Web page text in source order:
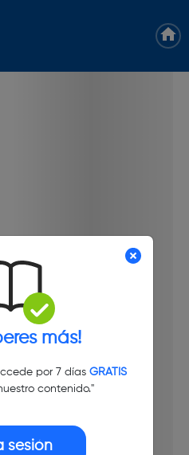
más!
por 7 días GRATIS
contenido."
sesión